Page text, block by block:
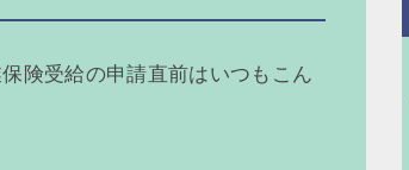
険受給の申請直前はいつもこん